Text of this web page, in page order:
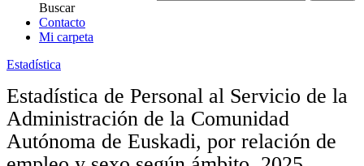
Buscar
Contacto
Mi carpeta
Estadística
Estadística de Personal al Servicio de la
Administración de la Comunidad
Autónoma de Euskadi, por relación de